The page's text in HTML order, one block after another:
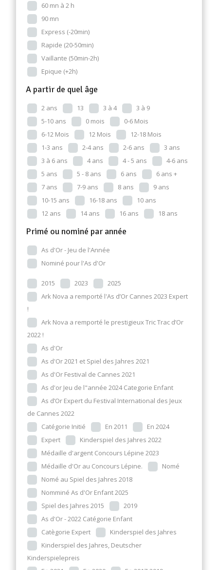
60 mn à 2 h
90 mn
Express (-20min)
Rapide (20-50min)
Vaillante (50min-2h)
Epique (+2h)
A partir de quel âge
2 ans 13 3 à 4
3 à 9
5-10 ans
0 mois
0-6 Mois
6-12 Mois
12 Mois
12-18 Mois
1-3 ans
2-4 ans 2-6 ans
3 ans
3 à 6 ans
4 ans 4 - 5 ans
4-6 ans
5 ans
5 - 8 ans 6 ans
6 ans +
7 ans
7-9 ans 8 ans
9 ans
10-15 ans
16-18 ans
10 ans
12 ans
14 ans 16 ans 18 ans
Primé ou nominé par année
As d'Or - Jeu de l'Année
Nominé pour l'As d'Or
2015 2023
2025
Ark Nova a remporté l'As d’Or Cannes 2023 Expert
!
Ark Nova a remporté le prestigieux Tric Trac d’Or
2022 !
As d'Or
As d'Or 2021 et Spiel des Jahres 2021
As d'Or Festival de Cannes 2021
As d'or Jeu de l"année 2024 Categorie Enfant
As d’Or Expert du Festival International des Jeux
de Cannes 2022
Catégorie Initié
En 2011
En 2024
Expert
Kinderspiel des Jahres 2022
Médaille d'argent Concours Lépine 2023
Médaille d'Or au Concours Lépine.
Nomé
Nomé au Spiel des Jahres 2018
Nomminé As d'Or Enfant 2025
Spiel des Jahres 2015
2019
As d'Or - 2022 Catégorie Enfant
Catègorie Expert
Kinderspiel des Jahres
Kinderspiel des Jahres, Deutscher
Kinderspielepreis